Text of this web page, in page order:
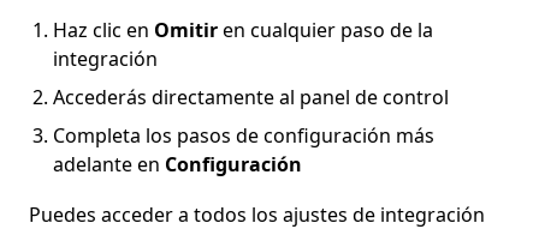
Haz clic en Omitiren cualquier paso de la
integración
Accederás directamente al panel de control
Completa los pasos de configuración más
adelante en Configuración
Puedes acceder a todos los ajustes de integración